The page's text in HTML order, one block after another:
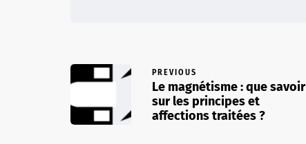
PREVIOUS
Le magnétisme : que savoir
sur les principes et
affections traitées ?